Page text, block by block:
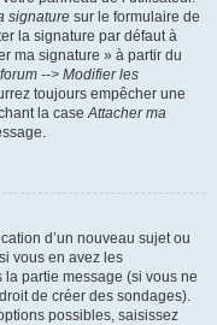
signature sur le formulaire de
la signature par défaut à
ma signature » à partir du
--> Modifier les
toujours empêcher une
la caseAttacher ma
d’un nouveau sujet ou
vous en avez les
la partie message (si vous ne
de créer des sondages).
possibles, saisissez